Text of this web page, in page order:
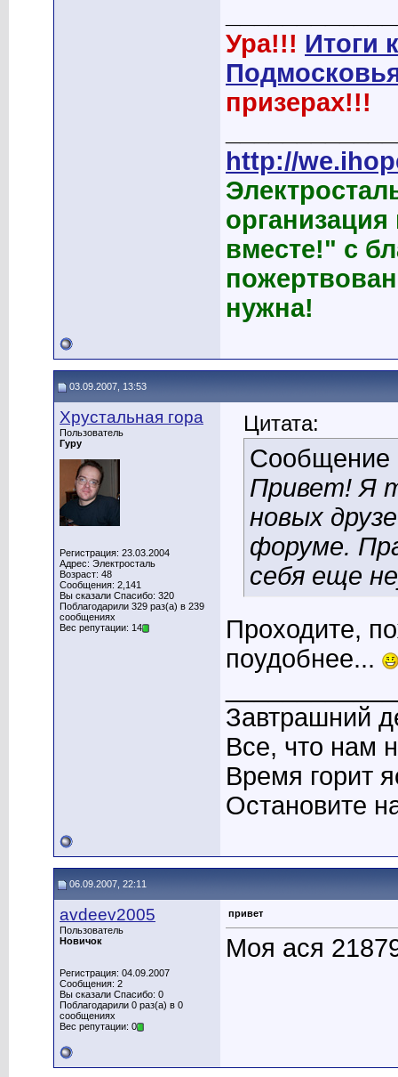
Ура!!! Итоги
призерах!!!
http://
вместе!" с
нужна!
03.09.2007, 13:53
Хрустальная гора
Пользователь
Гуру
Регистрация: 23.03.2004
Адрес: Электросталь
Возраст: 48
Сообщения: 2,141
Вы сказали Спасибо: 320
Поблагодарили 329 раз(а) в 239
сообщениях
Вес репутации: 14
Цитата:
Сообщение
Привет! Я
новых
форуме.
себя еще
Проходите,
поудобнее...
Завтрашний
Все, что нам
Время горит
Остановите
06.09.2007, 22:11
avdeev2005
Пользователь
Новичок
Регистрация: 04.09.2007
Сообщения: 2
Вы сказали Спасибо: 0
Поблагодарили 0 раз(а) в 0
сообщениях
Вес репутации: 0
привет
Моя ася